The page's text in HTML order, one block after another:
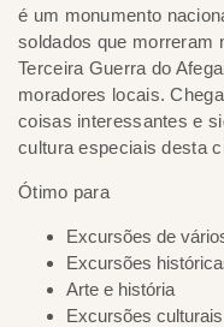
é um monumento
soldados que morreram
Terceira Guerra do
moradores locais.
coisas interessantes e
cultura especiais desta
Ótimo para
Excursões de
Excursões
Arte e história
Excursões culturais